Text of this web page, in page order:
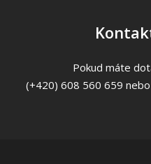
Pokud máte
(+420) 608 560 659